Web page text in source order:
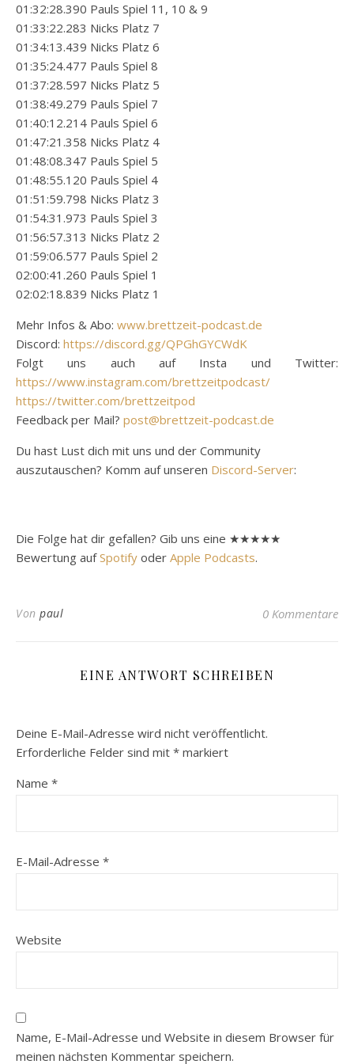
01:32:28.390 Pauls Spiel 11, 10 & 9
01:33:22.283 Nicks Platz 7
01:34:13.439 Nicks Platz 6
01:35:24.477 Pauls Spiel 8
01:37:28.597 Nicks Platz 5
01:38:49.279 Pauls Spiel 7
01:40:12.214 Pauls Spiel 6
01:47:21.358 Nicks Platz 4
01:48:08.347 Pauls Spiel 5
01:48:55.120 Pauls Spiel 4
01:51:59.798 Nicks Platz 3
01:54:31.973 Pauls Spiel 3
01:56:57.313 Nicks Platz 2
01:59:06.577 Pauls Spiel 2
02:00:41.260 Pauls Spiel 1
02:02:18.839 Nicks Platz 1
Mehr Infos & Abo: www.brettzeit-podcast.de
Discord: https://discord.gg/QPGhGYCWdK
Folgt uns auch auf Insta und Twitter:
https://www.instagram.com/brettzeitpodcast/
https://twitter.com/brettzeitpod
Feedback per Mail? post@brettzeit-podcast.de
Du hast Lust dich mit uns und der Community
auszutauschen? Komm auf unseren Discord-Server:
Die Folge hat dir gefallen? Gib uns eine ★★★★★
Bewertung aufSpotify oder Apple Podcasts.
Von paul 0 Kommentare
EINE ANTWORT SCHREIBEN
Deine E-Mail-Adresse wird nicht veröffentlicht.
Erforderliche Felder sind mit * markiert
Name *
E-Mail-Adresse *
Website
Name, E-Mail-Adresse und Website in diesem Browser für
meinen nächsten Kommentar speichern.